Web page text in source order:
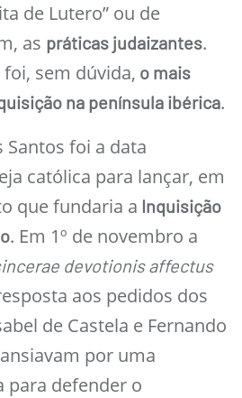
de Lutero” ou de
as práticas judaizantes.
sem dúvida, o mais
na península ibérica.
Santos foi a data
católica para lançar, em
que fundaria a Inquisição
. Em 1º de novembro a
devotionis affectus
aos pedidos dos
de Castela e Fernando
por uma
para defender o